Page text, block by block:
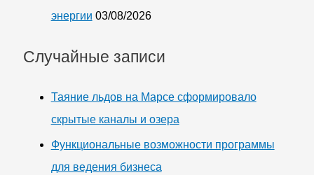
энергии 03/08/2026
Случайные записи
Таяние льдов на Марсе сформировало
скрытые каналы и озера
Функциональные возможности программы
для ведения бизнеса